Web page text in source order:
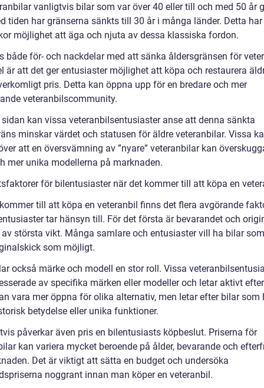
vanligtvis bilar som var över 40 eller till och med 50 år
tiden har gränserna sänkts till 30 år i många länder. Detta
möjlighet att äga och njuta av dessa klassiska fordon.
både för- och nackdelar med att sänka åldersgränsen för
är att det ger entusiaster möjlighet att köpa och restaurera
pris. Detta kan öppna upp för en bredare och mer
veteranbilscommunity.
kan vissa veteranbilsentusiaster anse att denna sänkta
minskar värdet och statusen för äldre veteranbilar. Vissa
att en översvämning av ”nyare” veteranbilar kan
mer unika modellerna på marknaden.
för bilentusiaster när det kommer till att köpa en
till att köpa en veteranbil finns det flera avgörande
tar hänsyn till. För det första är bevarandet och
största vikt. Många samlare och entusiaster vill ha bilar
som möjligt.
också märke och modell en stor roll. Vissa
av specifika märken eller modeller och letar aktivt
vara mer öppna för olika alternativ, men letar efter bilar som
betydelse eller unika funktioner.
påverkar även pris en bilentusiasts köpbeslut. Priserna för
kan variera mycket beroende på ålder, bevarande och
Det är viktigt att sätta en budget och undersöka
noggrant innan man köper en veteranbil.